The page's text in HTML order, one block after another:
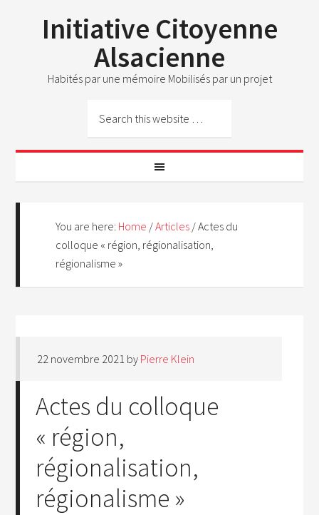
Initiative Citoyenne
Alsacienne
Habités par une mémoire Mobilisés par un projet
You are here: Home /Articles /Actes du
colloque « région, régionalisation,
régionalisme »
22 novembre 2021 by Pierre Klein
Actes du colloque
« région,
régionalisation,
régionalisme »